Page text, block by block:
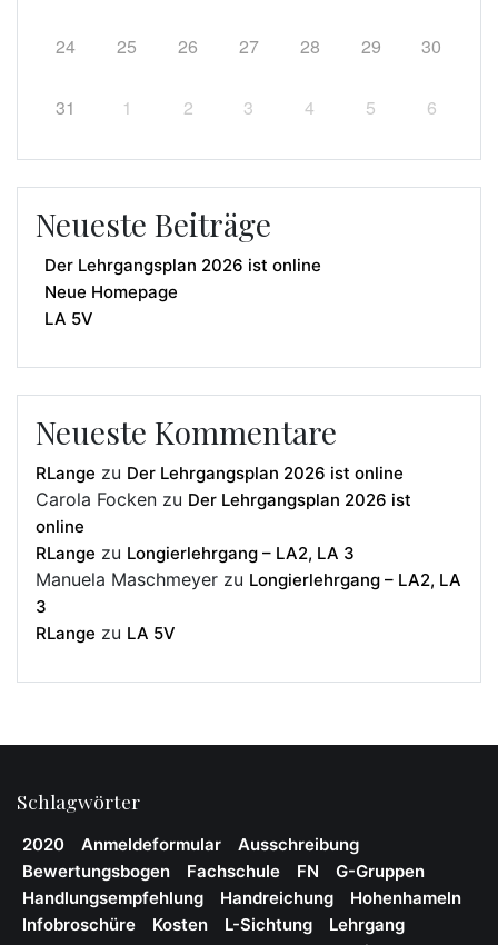
24 25 26 27 28 29 30
31 1 2 3 4 5 6
Neueste Beiträge
Der Lehrgangsplan 2026 ist online
Neue Homepage
LA 5V
Neueste Kommentare
RLange zu Der Lehrgangsplan 2026 ist online
Carola Focken zu Der Lehrgangsplan 2026 ist
online
RLange zu Longierlehrgang – LA2, LA 3
Manuela Maschmeyer zu Longierlehrgang – LA2, LA
3
RLange zu LA 5V
Schlagwörter
2020 Anmeldeformular
Ausschreibung
Bewertungsbogen
Fachschule FN
G-Gruppen
Handlungsempfehlung
Handreichung
Hohenhameln
Infobroschüre
Kosten L-Sichtung
Lehrgang